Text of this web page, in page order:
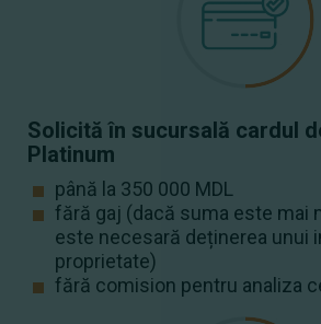
Solicită în sucursală cardul
Platinum
până la 350 000 MDL
fără gaj (dacă suma este mai
este necesară deținerea unui
proprietate)
fără comision pentru analiza